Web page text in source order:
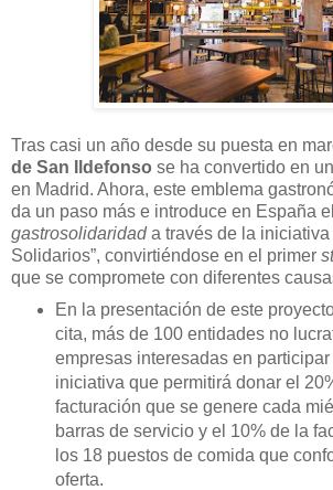
Tras casi un año desde su puesta en
de San Ildefonso se ha convertido en
en Madrid. Ahora, este emblema
da un paso más e introduce en España
gastrosolidaridada través de la iniciativa
Solidarios”, convirtiéndose en el primer
que se compromete con diferentes
En la presentación de este
cita, más de 100 entidades no
empresas interesadas en participar
iniciativa que permitirá donar el
facturación que se genere cada
barras de servicio y el 10% de la
los 18 puestos de comida que
oferta.